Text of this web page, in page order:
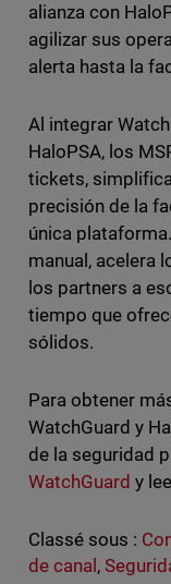
alianza con
agilizar sus
alerta hasta la
Al integrar
HaloPSA, los
tickets,
precisión de la
única
manual, acelera
los partners a
tiempo que
sólidos.
Para obtener
WatchGuard y
de la seguridad
WatchGuard y lee
Classé sous :
de canal ,